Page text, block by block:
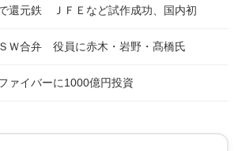
還元鉄 ＪＦＥなど試作成功、国内初
ＳＷ合弁 役員に赤木・岩野・髙橋氏
イバーに1000億円投資